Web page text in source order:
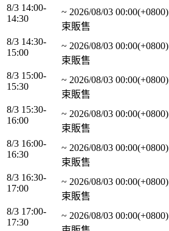
8/3 14:00-
14:30
~ 2026/08/03 00:00(+0800)
束販售
8/3 14:30-
15:00
~ 2026/08/03 00:00(+0800)
束販售
8/3 15:00-
15:30
~ 2026/08/03 00:00(+0800)
束販售
8/3 15:30-
16:00
~ 2026/08/03 00:00(+0800)
束販售
8/3 16:00-
16:30
~ 2026/08/03 00:00(+0800)
束販售
8/3 16:30-
17:00
~ 2026/08/03 00:00(+0800)
束販售
8/3 17:00-
17:30
~ 2026/08/03 00:00(+0800)